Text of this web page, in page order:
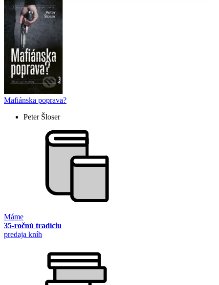
Mafiánska poprava?
Peter Šloser
Máme
35-ročnú tradíciu
predaja kníh